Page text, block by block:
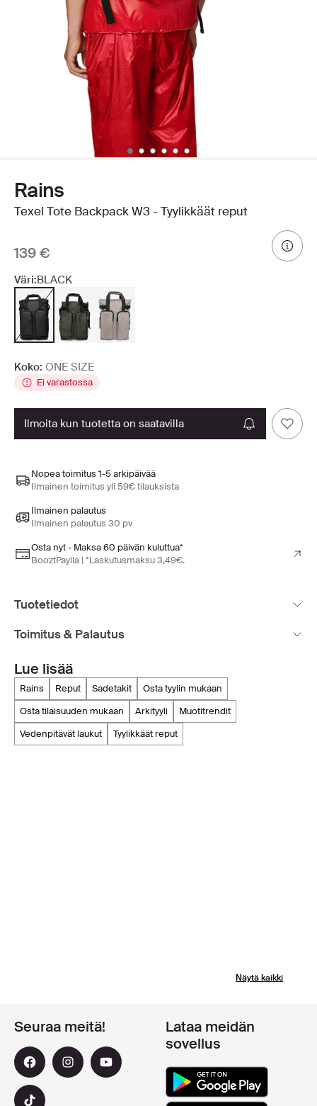
Rains
Texel Tote Backpack W3 - Tyylikkäät reput
139 €
Väri:BLACK
Koko: ONE SIZE
Ei varastossa
ilmoita kun tuotetta on saatavilla
Nopea toimitus 1-5 arkipäivää
Ilmainen toimitus yli 59€ tilauksista
Ilmainen palautus
Ilmainen palautus 30 pv
Osta nyt - Maksa 60 päivän kuluttua*
BooztPaylla | *Laskutusmaksu 3,49€.
Tuotetiedot
Toimitus & Palautus
Lue lisää
rains reput sadetakit
osta tyylin mukaan
osta tilaisuuden mukaan
arkityyli
muotitrendit
vedenpitävät laukut
tyylikkäät reput
Näytä kaikki
Seuraa meitä!
Lataa meidän
sovellus